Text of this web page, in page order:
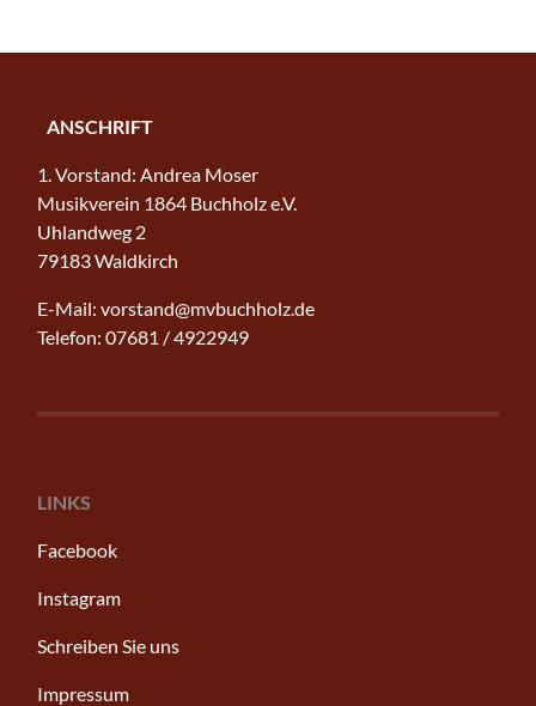
ANSCHRIFT
1. Vorstand: Andrea Moser
Musikverein 1864 Buchholz e.V.
Uhlandweg 2
79183 Waldkirch
E-Mail: vorstand@mvbuchholz.de
Telefon: 07681 / 4922949
LINKS
Facebook
Instagram
Schreiben Sie uns
Impressum